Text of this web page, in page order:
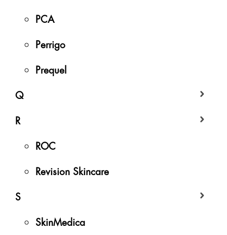
PCA
Perrigo
Prequel
Q
R
ROC
Revision Skincare
S
SkinMedica